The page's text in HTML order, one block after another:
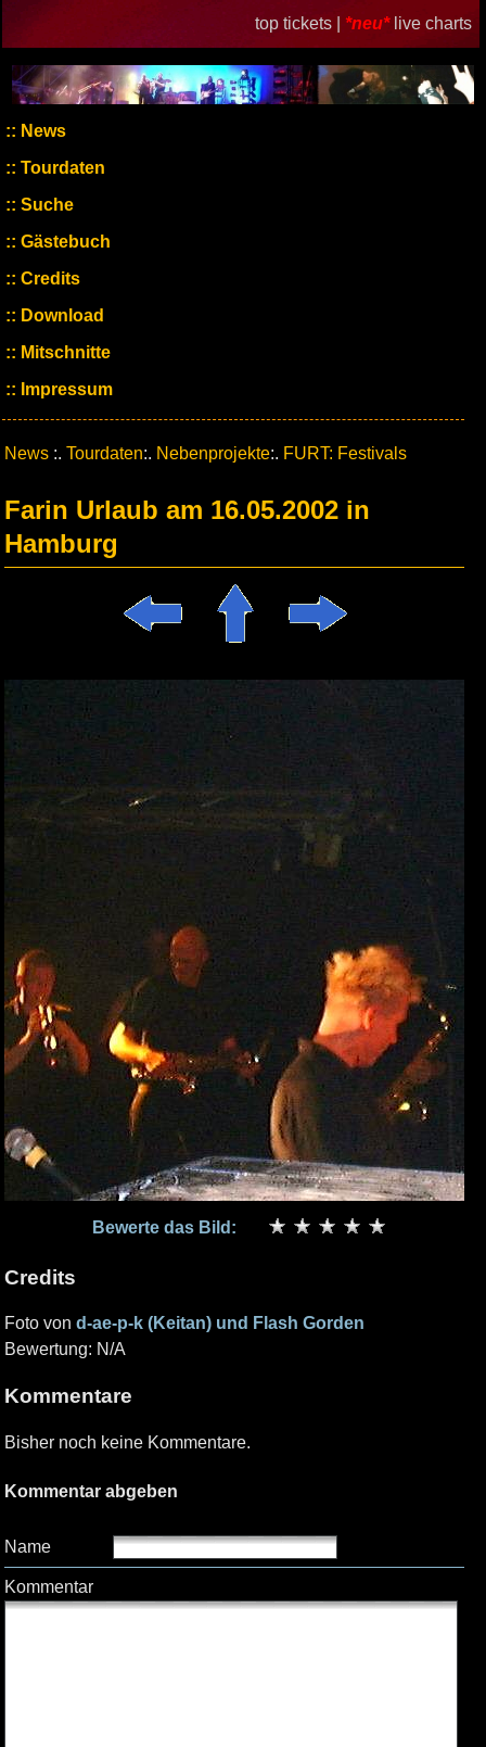
top tickets | *neu* live charts
News
Tourdaten
Suche
Gästebuch
Credits
Download
Mitschnitte
Impressum
News :. Tourdaten:. Nebenprojekte:. FURT: Festivals
Farin Urlaub am 16.05.2002 in
Hamburg
Bewerte das Bild:
Credits
Foto von d-ae-p-k (Keitan) und Flash Gorden
Bewertung: N/A
Kommentare
Bisher noch keine Kommentare.
Kommentar abgeben
Name
Kommentar